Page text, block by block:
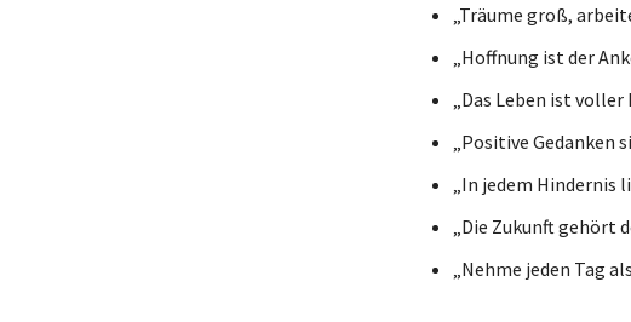
„Träume groß,
„Hoffnung ist der
„Das Leben ist
„Positive Gedanken
„In jedem Hindernis
„Die Zukunft gehört
„Nehme jeden Tag